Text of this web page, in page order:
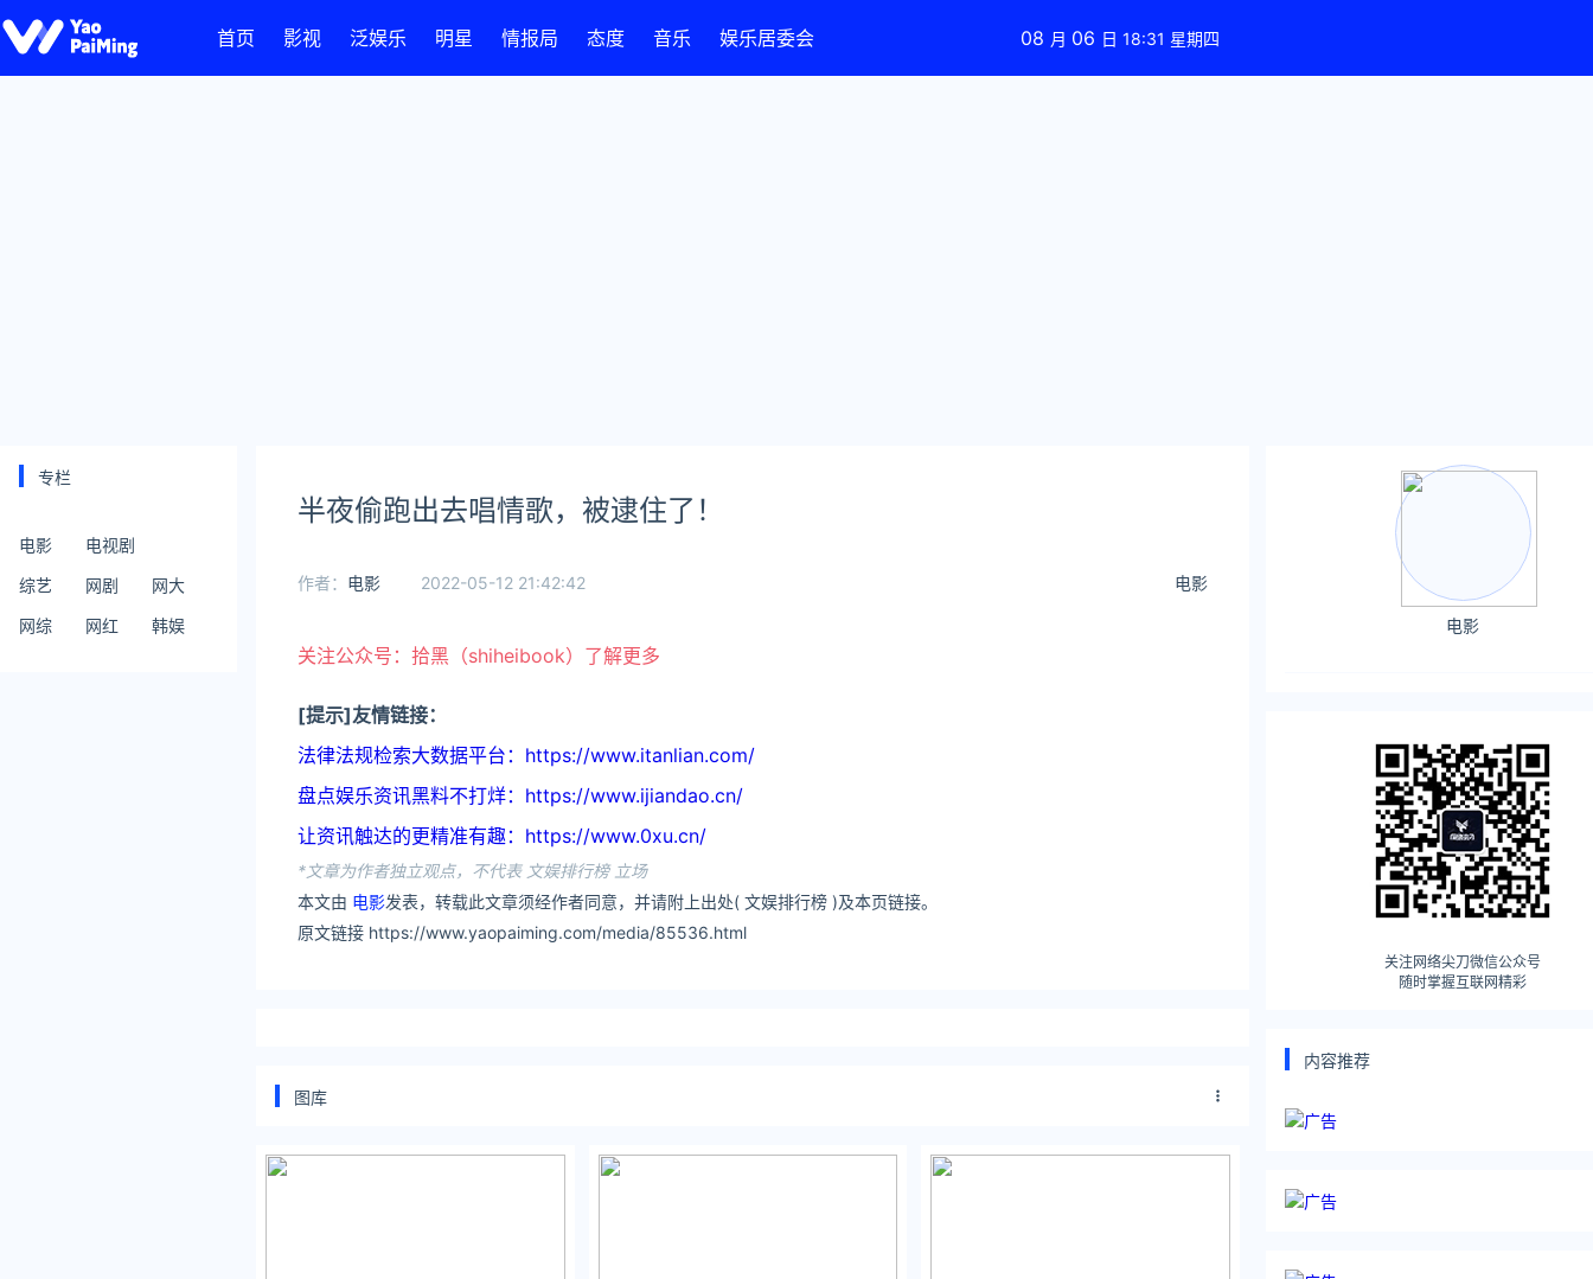
首页 影视 泛娱乐 明星 情报局 态度 音乐 娱乐居委会 08 月 06 日 18:31 星期四
专栏
电影
电视剧
综艺
网剧
网大
网综
网红 韩娱
半夜偷跑出去唱情歌，被逮住了！
电影
作者： 电影 2022-05-12 21:42:42
关注公众号：拾黑（shiheibook）了解更多
[提示]友情链接：
法律法规检索大数据平台：https://www.itanlian.com/
盘点娱乐资讯黑料不打烊：https://www.ijiandao.cn/
让资讯触达的更精准有趣：https://www.0xu.cn/
*文章为作者独立观点，不代表 文娱排行榜 立场
本文由 电影发表，转载此文章须经作者同意，并请附上出处( 文娱排行榜 )及本页链接。
原文链接 https://www.yaopaiming.com/media/85536.html
图库
电影
关注网络尖刀微信公众号
随时掌握互联网精彩
内容推荐